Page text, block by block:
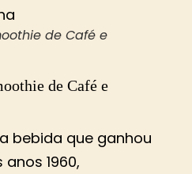
de Café e
de Café e
bebida que ganhou
1960,